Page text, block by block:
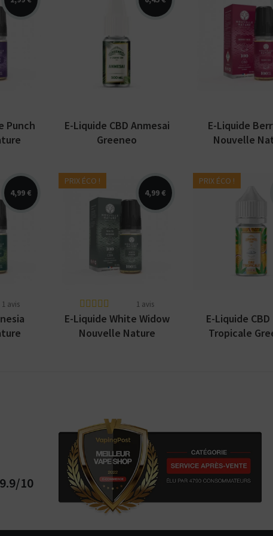
MODÉRÉ IMPORTANT
Punch
en 10ml et en 300mg,
500mg ou 1000mg.
Fabriqué en France
E-Liquide CBD Anmesai
Greeneo
Arômes : fraise,
framboise,
citron vert,
glaciale. E-
/ CBN
E-Liquide
Nouvelle
4,99 €
en
1 avis
PRIX ÉCO !
4,99 €
Arômes : chanvre
fruité et boisé. E-
liquide CBD / CBN
Nouvelle Nature.
Disponible en 10 ml
avec...
1 avis
E-Liquide White Widow
Nouvelle Nature
PRIX ÉCO !
Arômes :
fruit de la
agrumes. E-
Greeneo Petit
Disponible en
E-Liquide
Tropicale
9.9/10